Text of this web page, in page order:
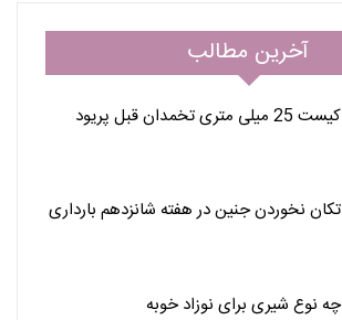
آخرین مطالب
کیست 25 میلی متری تخمدان قبل پریود
تکان نخوردن جنین در هفته شانزدهم بارداری
چه نوع شیری برای نوزاد خوبه